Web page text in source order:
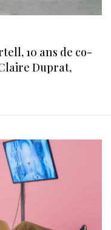
10 ans de co-
Duprat,